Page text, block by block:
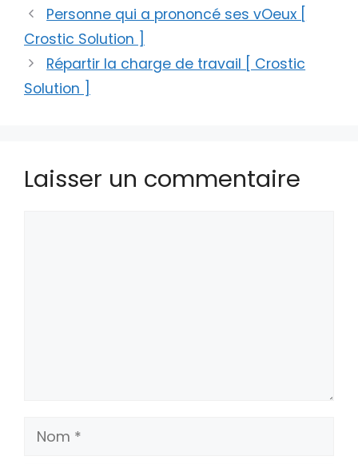
Personne qui a prononcé ses vOeux [
Crostic Solution ]
Répartir la charge de travail [ Crostic
Solution ]
Laisser un commentaire
Nom